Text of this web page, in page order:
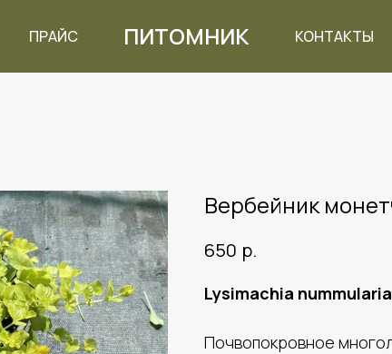
ПИТОМНИК
ПРАЙС КОНТАКТЫ
Вербейник
650 р.
Lysimachia
Почвопокровное